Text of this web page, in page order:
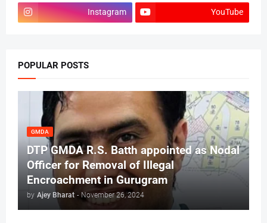
Instagram YouTube
POPULAR POSTS
GMDA
DTP GMDA R.S. Batth appointed as Nodal
Officer for Removal of Illegal
Encroachment in Gurugram
by Ajey Bharat - November 26, 2024